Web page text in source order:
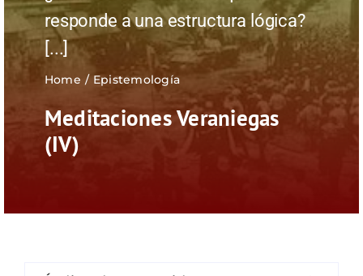
Eventos
Nuestros blogs
Editorial
responde a una estructura lógica?
[...]
Home Epistemología
Meditaciones Veraniegas
(IV)